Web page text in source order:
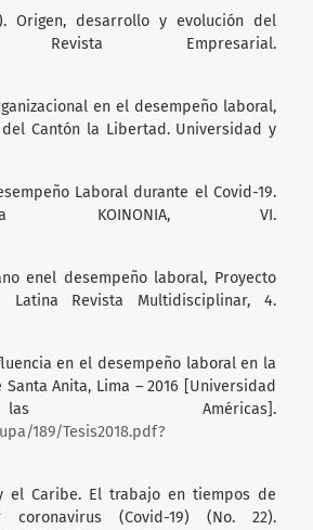
Origen, desarrollo y evolución del
Empresarial.
en el desempeño laboral,
Cantón la Libertad. Universidad y
Laboral durante el Covid-19.
KOINONIA, VI.
enel desempeño laboral, Proyecto
Latina Revista Multidisciplinar, 4.
en el desempeño laboral en la
Anita, Lima – 2016 [Universidad
189/Tesis2018.pdf?
el Caribe. El trabajo en tiempos de
(Covid-19) (No. 22).